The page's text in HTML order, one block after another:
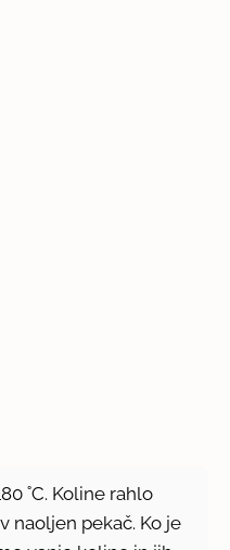
˚C. Koline rahlo
naoljen pekač. Ko je